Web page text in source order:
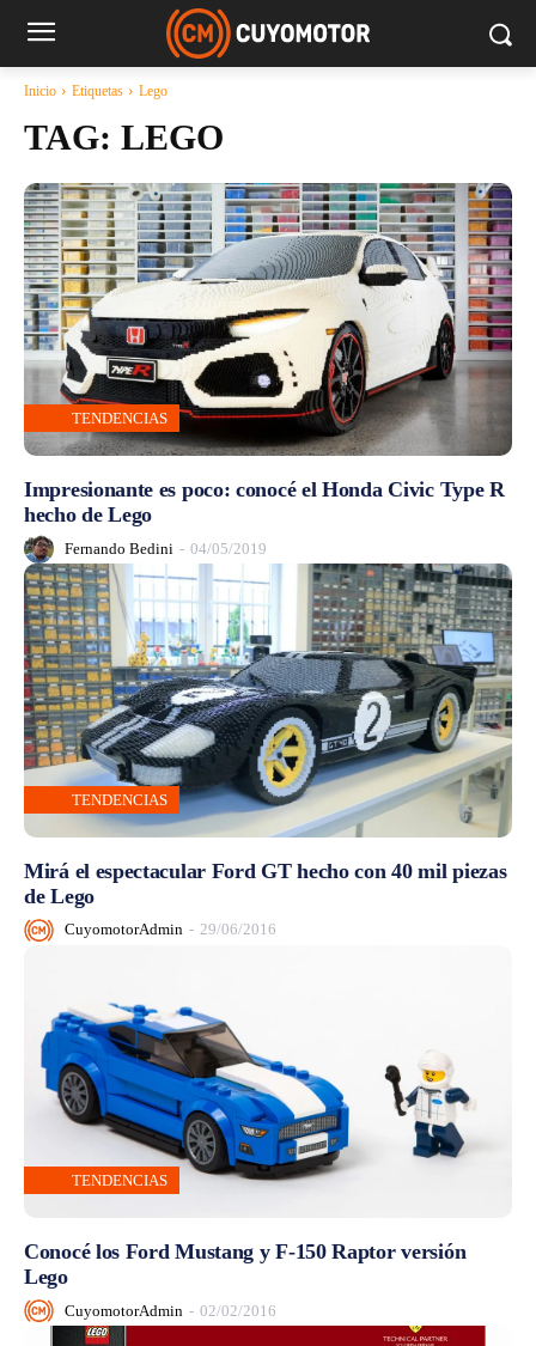
Inicio Etiquetas Lego
TAG: LEGO
TENDENCIAS
Impresionante es poco: conocé el Honda Civic Type R
hecho de Lego
Fernando Bedini - 04/05/2019
TENDENCIAS
Mirá el espectacular Ford GT hecho con 40 mil piezas
de Lego
CuyomotorAdmin - 29/06/2016
TENDENCIAS
Conocé los Ford Mustang y F-150 Raptor versión
Lego
CuyomotorAdmin - 02/02/2016